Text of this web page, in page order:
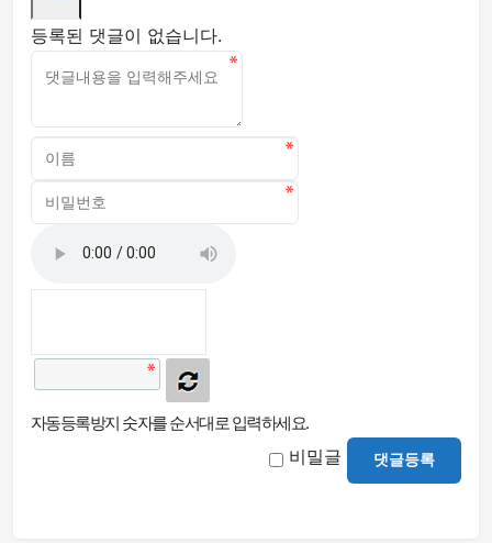
등록된 댓글이 없습니다.
자동등록방지 숫자를 순서대로 입력하세요.
비밀글 댓글등록